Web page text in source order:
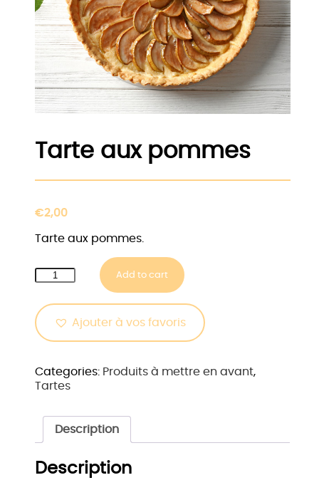
Tarte aux pommes
€2,00
Tarte aux pommes.
aux
quantity
Add to cart
Ajouter à vos favoris
Categories: Produits à mettre en avant,
Tartes
Description
Description